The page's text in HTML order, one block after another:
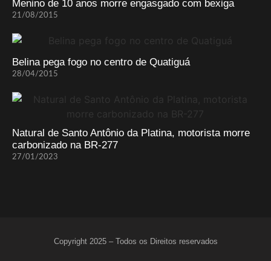
Menino de 10 anos morre engasgado com bexiga
21/08/2015
Belina pega fogo no centro de Quatiguá
28/04/2015
Natural de Santo Antônio da Platina, motorista morre
carbonizado na BR-277
27/01/2023
Copyright 2025 – Todos os Direitos reservados